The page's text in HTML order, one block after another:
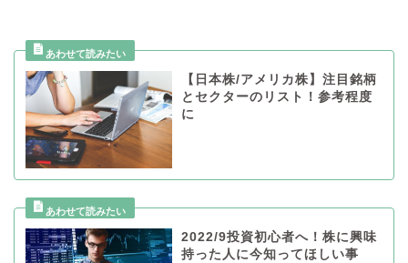
【日本株/アメリカ株】注目銘柄
とセクターのリスト！参考程度
に
2022/9投資初心者へ！株に興味
持った人に今知ってほしい事